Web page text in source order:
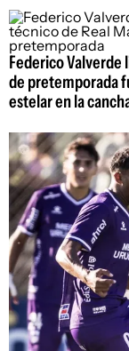
Federico Valverde
de pretemporada
estelar en la